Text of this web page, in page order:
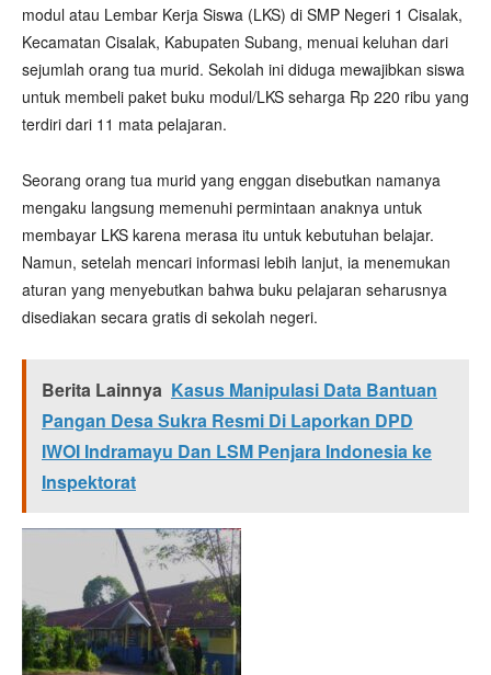
modul atau Lembar Kerja Siswa (LKS) di SMP Negeri 1 Cisalak,
Kecamatan Cisalak, Kabupaten Subang, menuai keluhan dari
sejumlah orang tua murid. Sekolah ini diduga mewajibkan siswa
untuk membeli paket buku modul/LKS seharga Rp 220 ribu yang
terdiri dari 11 mata pelajaran.
Seorang orang tua murid yang enggan disebutkan namanya
mengaku langsung memenuhi permintaan anaknya untuk
membayar LKS karena merasa itu untuk kebutuhan belajar.
Namun, setelah mencari informasi lebih lanjut, ia menemukan
aturan yang menyebutkan bahwa buku pelajaran seharusnya
disediakan secara gratis di sekolah negeri.
Berita Lainnya Kasus Manipulasi Data Bantuan
Pangan Desa Sukra Resmi Di Laporkan DPD
IWOI Indramayu Dan LSM Penjara Indonesia ke
Inspektorat